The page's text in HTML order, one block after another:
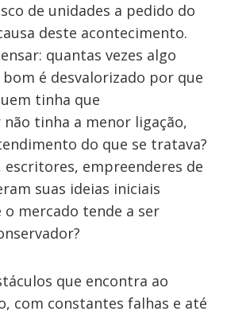
de unidades a pedido do
deste acontecimento.
quantas vezes algo
é desvalorizado por que
tinha que
tinha a menor ligação,
do que se tratava?
empreenderes de
suas ideias iniciais
o mercado tende a ser
que encontra ao
com constantes falhas e até